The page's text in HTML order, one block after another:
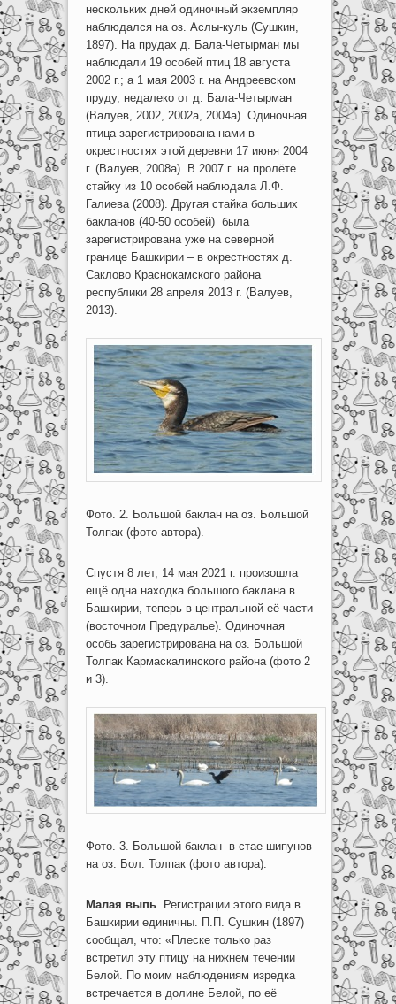
нескольких дней одиночный экземпляр
наблюдался на оз. Аслы-куль (Сушкин,
1897). На прудах д. Бала-Четырман мы
наблюдали 19 особей птиц 18 августа
2002 г.; а 1 мая 2003 г. на Андреевском
пруду, недалеко от д. Бала-Четырман
(Валуев, 2002, 2002а, 2004а). Одиночная
птица зарегистрирована нами в
окрестностях этой деревни 17 июня 2004
г. (Валуев, 2008а). В 2007 г. на пролёте
стайку из 10 особей наблюдала Л.Ф.
Галиева (2008). Другая стайка больших
бакланов (40-50 особей) была
зарегистрирована уже на северной
границе Башкирии – в окрестностях д.
Саклово Краснокамского района
республики 28 апреля 2013 г. (Валуев,
2013).
Фото. 2. Большой баклан на оз. Большой
Толпак (фото автора).
Спустя 8 лет, 14 мая 2021 г. произошла
ещё одна находка большого баклана в
Башкирии, теперь в центральной её части
(восточном Предуралье). Одиночная
особь зарегистрирована на оз. Большой
Толпак Кармаскалинского района (фото 2
и 3).
Фото. 3. Большой баклан в стае шипунов
на оз. Бол. Толпак (фото автора).
Малая выпь. Регистрации этого вида в
Башкирии единичны. П.П. Сушкин (1897)
сообщал, что: «Плеске только раз
встретил эту птицу на нижнем течении
Белой. По моим наблюдениям изредка
встречается в долине Белой, по её